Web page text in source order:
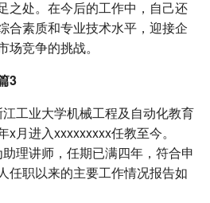
之处。在今后的工作中，自己还
合素质和专业技术水平，迎接企
竞争的挑战。
3
工业大学机械工程及自动化教育
月进入xxxxxxxxx任教至今。
理讲师，任期已满四年，符合申
任职以来的主要工作情况报告如